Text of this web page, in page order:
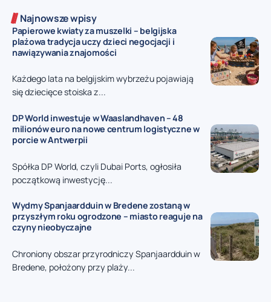
Najnowsze wpisy
Papierowe kwiaty za muszelki – belgijska
plażowa tradycja uczy dzieci negocjacji i
nawiązywania znajomości
Każdego lata na belgijskim wybrzeżu pojawiają
się dziecięce stoiska z...
DP World inwestuje w Waaslandhaven – 48
milionów euro na nowe centrum logistyczne w
porcie w Antwerpii
Spółka DP World, czyli Dubai Ports, ogłosiła
początkową inwestycję...
Wydmy Spanjaardduin w Bredene zostaną w
przyszłym roku ogrodzone – miasto reaguje na
czyny nieobyczajne
Chroniony obszar przyrodniczy Spanjaardduin w
Bredene, położony przy plaży...